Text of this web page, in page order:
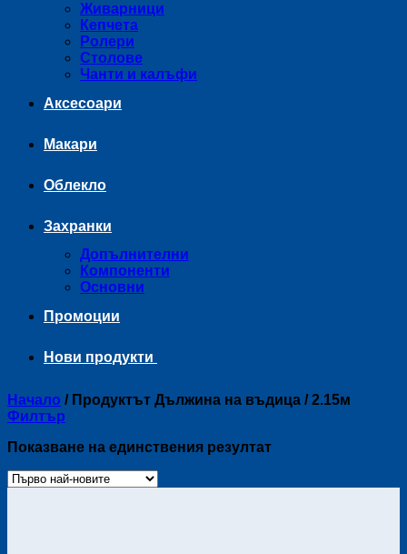
Живарници
Кепчета
Ролери
Столове
Чанти и калъфи
Аксесоари
Макари
Облекло
Захранки
Допълнителни
Компоненти
Основни
Промоции
Нови продукти
Начало /Продуктът Дължина на въдица /2.15м
Филтър
Показване на единствения резултат